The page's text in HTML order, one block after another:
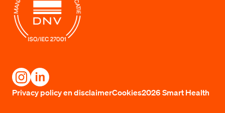
Privacy policy en disclaimerCookies2026 Smart Health